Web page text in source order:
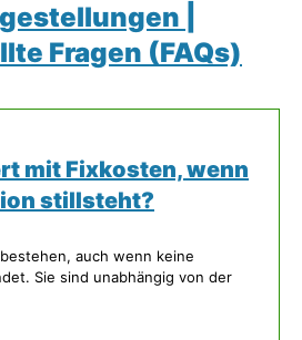
|
Fragen (FAQs)
mit Fixkosten, wenn
stillsteht?
auch wenn keine
Sie sind unabhängig von der